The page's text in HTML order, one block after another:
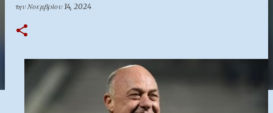
την Νοεμβρίου 14, 2024